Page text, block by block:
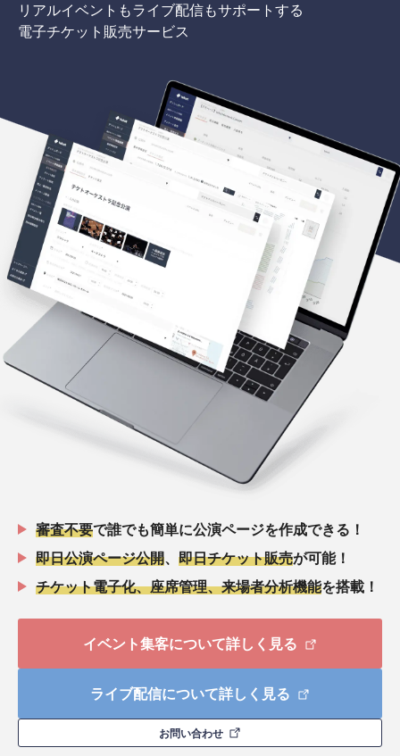
リアルイベントもライブ配信もサポートする
電子チケット販売サービス
審査不要で誰でも簡単に公演ページを作成できる！
即日公演ページ公開
即日チケット販売が可能！
チケット電子化、座席管理、来場者分析機能を搭載！
イベント集客について詳しく見る
ライブ配信について詳しく見る
お問い合わせ